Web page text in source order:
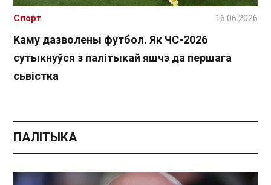
Каму дазволены футбол. Як ЧС-2026
сутыкнуўся з палітыкай яшчэ да першага
сьвістка
Спорт 16.06.2026
ПАЛІТЫКА